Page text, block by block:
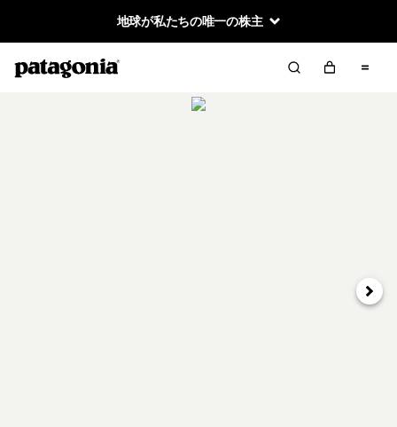
地球が私たちの唯一の株主
次へ